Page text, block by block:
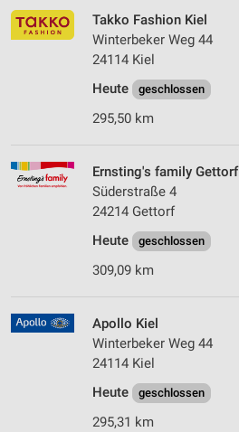
Takko Fashion Kiel
Winterbeker Weg 44
24114 Kiel
Heute
geschlossen
295,50 km
Ernsting's family Gettorf
Süderstraße 4
24214 Gettorf
Heute
geschlossen
309,09 km
Apollo Kiel
Winterbeker Weg 44
24114 Kiel
Heute
geschlossen
295,31 km